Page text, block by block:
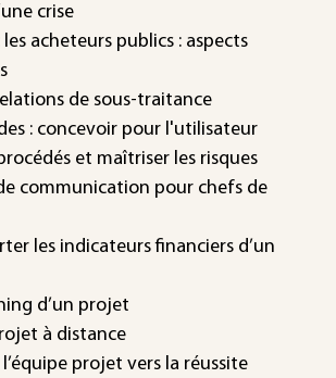
crise
acheteurs publics : aspects
de sous-traitance
: concevoir pour l'utilisateur
et maîtriser les risques
communication pour chefs de
les indicateurs financiers d’un
d’un projet
à distance
projet vers la réussite